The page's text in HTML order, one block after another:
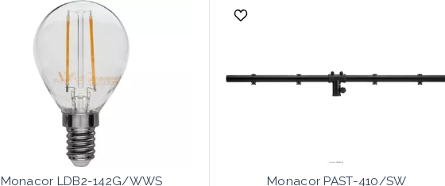
Monacor LDB2-142G/WWS Monacor PAST-410/SW